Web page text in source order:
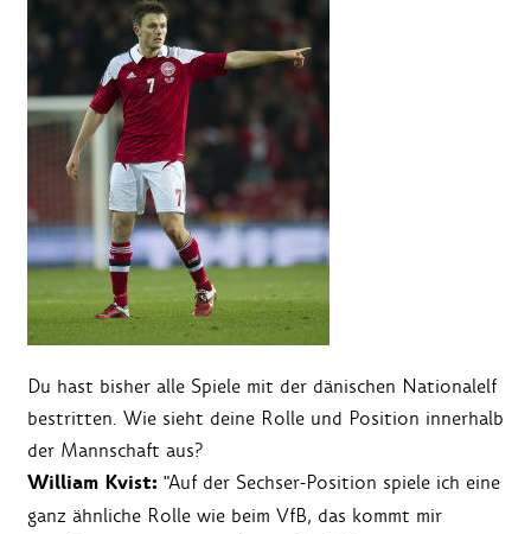
Du hast bisher alle Spiele mit der dänischen Nationalelf
bestritten. Wie sieht deine Rolle und Position innerhalb
der Mannschaft aus?
William Kvist: "Auf der Sechser-Position spiele ich eine
ganz ähnliche Rolle wie beim VfB, das kommt mir